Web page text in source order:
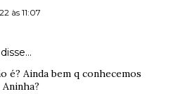
às 11:07
disse…
é? Ainda bem q conhecemos